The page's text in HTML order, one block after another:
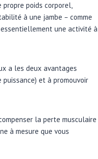
propre poids corporel,
à une jambe – comme
une activité à
a les deux avantages
et à promouvoir
la perte musculaire
à mesure que vous